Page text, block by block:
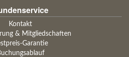
Kontakt
& Mitgliedschaften
Garantie